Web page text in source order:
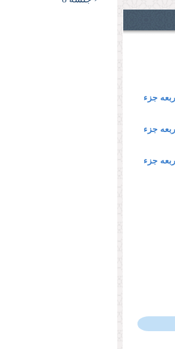
جزء
جزء
جزء